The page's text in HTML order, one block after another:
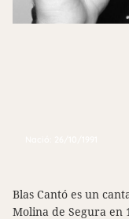
Blas Cantó es un
Molina de Segura en